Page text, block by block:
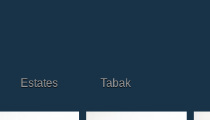
Estates Tabak